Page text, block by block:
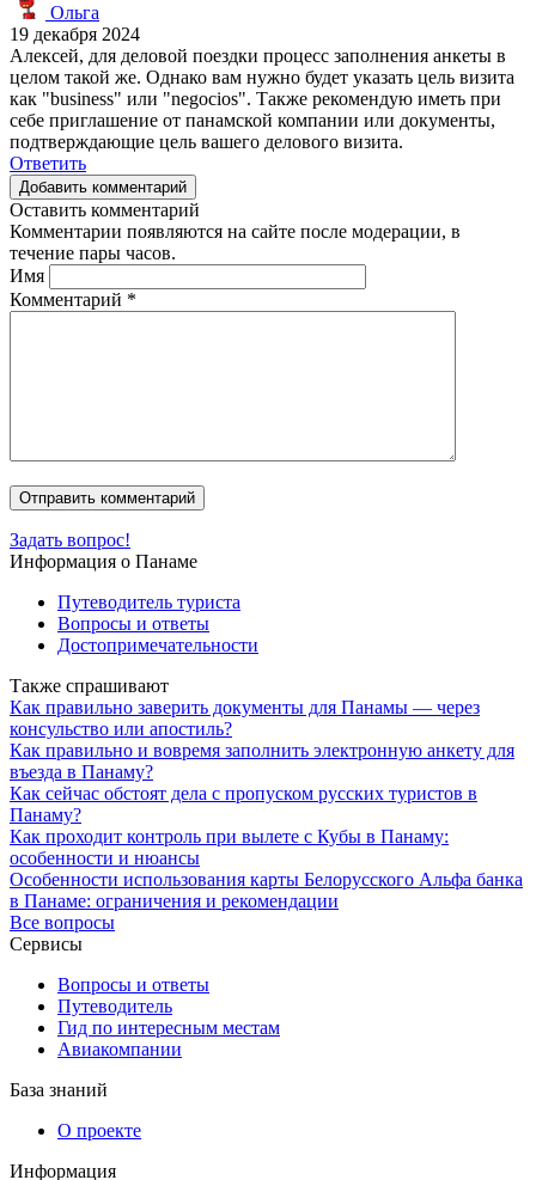
Ольга
19 декабря 2024
Алексей, для деловой поездки процесс заполнения анкеты в
целом такой же. Однако вам нужно будет указать цель визита
как "business" или "negocios". Также рекомендую иметь при
себе приглашение от панамской компании или документы,
подтверждающие цель вашего делового визита.
Ответить
Добавить комментарий
Оставить комментарий
Комментарии появляются на сайте после модерации, в
течение пары часов.
Имя
Комментарий *
Задать вопрос!
Информация о Панаме
Путеводитель туриста
Вопросы и ответы
Достопримечательности
Также спрашивают
Как правильно заверить документы для Панамы — через
консульство или апостиль?
Как правильно и вовремя заполнить электронную анкету для
въезда в Панаму?
Как сейчас обстоят дела с пропуском русских туристов в
Панаму?
Как проходит контроль при вылете с Кубы в Панаму:
особенности и нюансы
Особенности использования карты Белорусского Альфа банка
в Панаме: ограничения и рекомендации
Все вопросы
Сервисы
Вопросы и ответы
Путеводитель
Гид по интересным местам
Авиакомпании
База знаний
О проекте
Информация